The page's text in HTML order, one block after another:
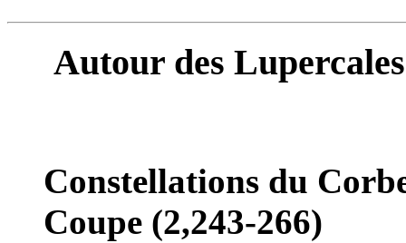
Autour des
Constellations du
Coupe (2,243-266)